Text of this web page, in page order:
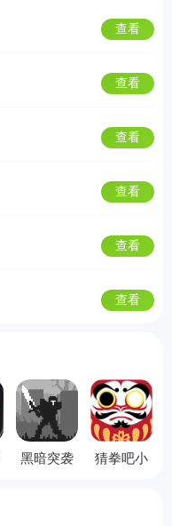
查看
查看
查看
查看
查看
查看
黑暗突袭
猜拳吧小